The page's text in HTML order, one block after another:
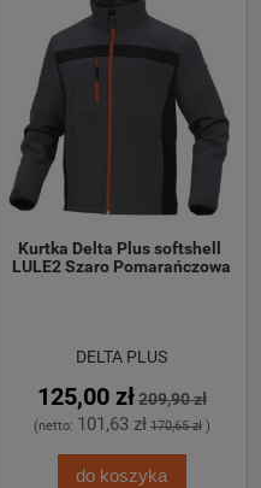
Kurtka Delta Plus softshell
LULE2 Szaro Pomarańczowa
DELTA PLUS
125,00 zł209,90 zł
(netto: 101,63 zł 170,65 zł)
do koszyka